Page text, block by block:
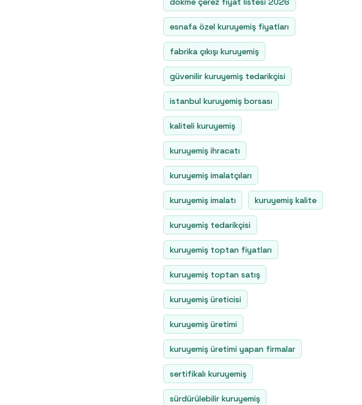
esnafa özel kuruyemiş fiyatları
fabrika çıkışı kuruyemiş
güvenilir kuruyemiş tedarikçisi
istanbul kuruyemiş borsası
kaliteli kuruyemiş
kuruyemiş ihracatı
kuruyemiş imalatçıları
kuruyemiş imalatı kuruyemiş kalite
kuruyemiş tedarikçisi
kuruyemiş toptan fiyatları
kuruyemiş toptan satış
kuruyemiş üreticisi
kuruyemiş üretimi
kuruyemiş üretimi yapan firmalar
sertifikalı kuruyemiş
sürdürülebilir kuruyemiş